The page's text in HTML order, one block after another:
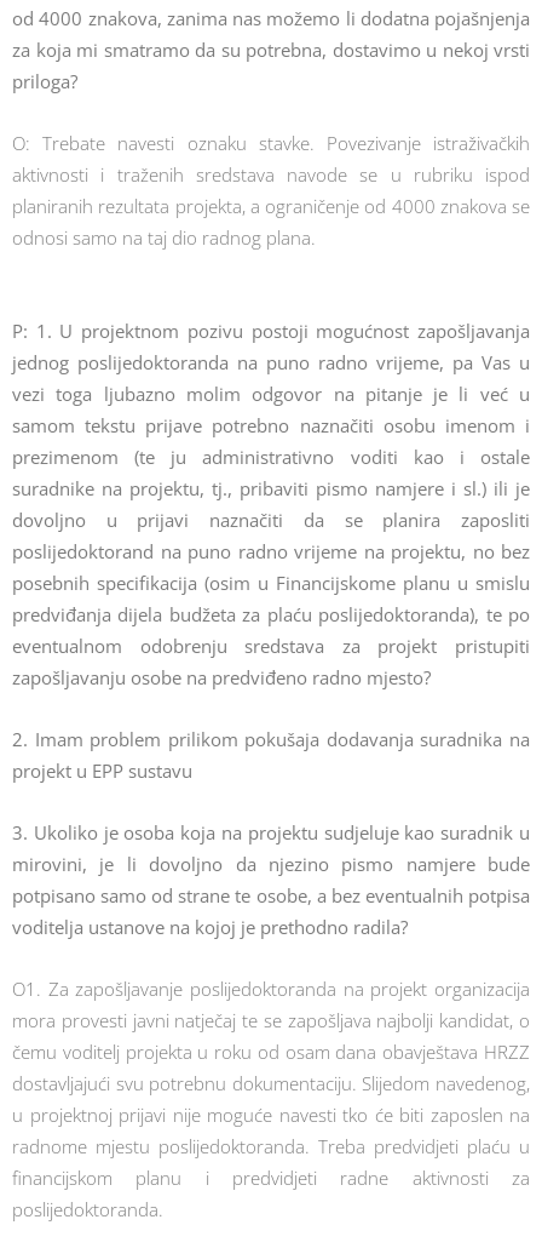
od 4000 znakova, zanima nas možemo li dodatna pojašnjenja
za koja mi smatramo da su potrebna, dostavimo u nekoj vrsti
priloga?
O: Trebate navesti oznaku stavke. Povezivanje istraživačkih
aktivnosti i traženih sredstava navode se u rubriku ispod
planiranih rezultata projekta, a ograničenje od 4000 znakova se
odnosi samo na taj dio radnog plana.
P: 1. U projektnom pozivu postoji mogućnost zapošljavanja
jednog poslijedoktoranda na puno radno vrijeme, pa Vas u
vezi toga ljubazno molim odgovor na pitanje je li već u
samom tekstu prijave potrebno naznačiti osobu imenom i
prezimenom (te ju administrativno voditi kao i ostale
suradnike na projektu, tj., pribaviti pismo namjere i sl.) ili je
dovoljno u prijavi naznačiti da se planira zaposliti
poslijedoktorand na puno radno vrijeme na projektu, no bez
posebnih specifikacija (osim u Financijskome planu u smislu
predviđanja dijela budžeta za plaću poslijedoktoranda), te po
eventualnom odobrenju sredstava za projekt pristupiti
zapošljavanju osobe na predviđeno radno mjesto?
2. Imam problem prilikom pokušaja dodavanja suradnika na
projekt u EPP sustavu
3. Ukoliko je osoba koja na projektu sudjeluje kao suradnik u
mirovini, je li dovoljno da njezino pismo namjere bude
potpisano samo od strane te osobe, a bez eventualnih potpisa
voditelja ustanove na kojoj je prethodno radila?
O1. Za zapošljavanje poslijedoktoranda na projekt organizacija
mora provesti javni natječaj te se zapošljava najbolji kandidat, o
čemu voditelj projekta u roku od osam dana obavještava HRZZ
dostavljajući svu potrebnu dokumentaciju. Slijedom navedenog,
u projektnoj prijavi nije moguće navesti tko će biti zaposlen na
radnome mjestu poslijedoktoranda. Treba predvidjeti plaću u
financijskom planu i predvidjeti radne aktivnosti za
poslijedoktoranda.